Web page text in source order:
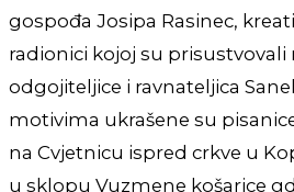
gospođa Josipa Rasinec,
radionici kojoj su prisustvovali
odgojiteljice i ravnateljica
motivima ukrašene su
na Cvjetnicu ispred crkve u
u sklopu Vuzmene košarice